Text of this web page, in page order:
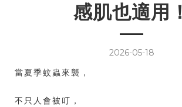
感肌也適用！
2026-05-18
當夏季蚊蟲來襲，
不只人會被叮，